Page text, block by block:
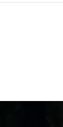
CB3013168